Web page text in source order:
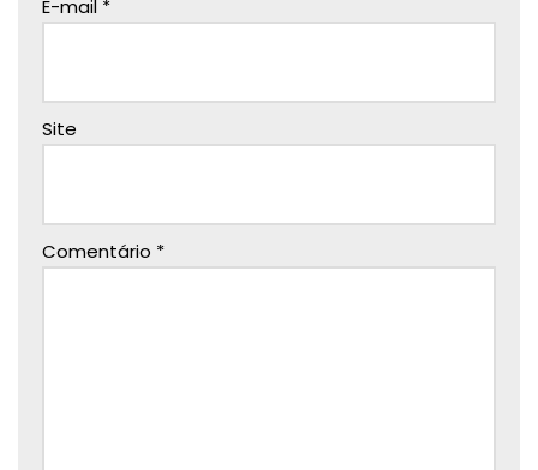
E-mail *
Site
Comentário *